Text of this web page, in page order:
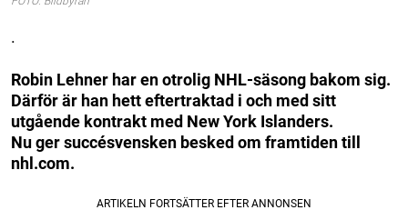
.
Robin Lehner har en otrolig NHL-säsong bakom sig.
Därför är han hett eftertraktad i och med sitt
utgående kontrakt med New York Islanders.
Nu ger succésvensken besked om framtiden till
nhl.com.